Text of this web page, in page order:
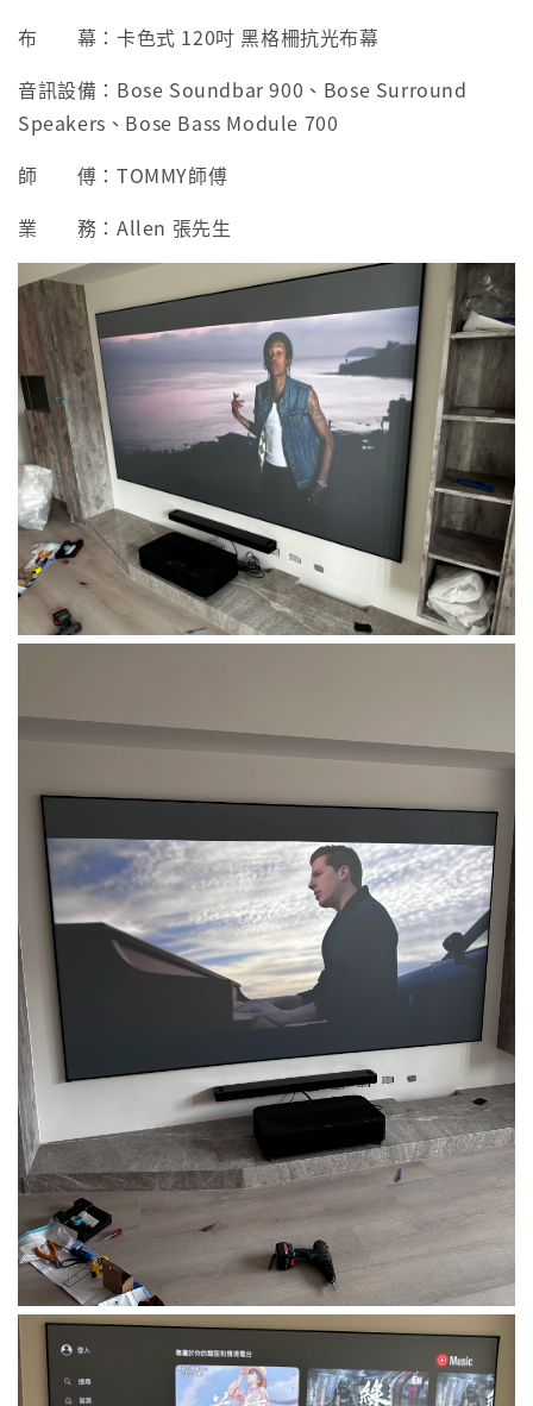
布 幕：卡色式 120吋 黑格柵抗光布幕
音訊設備：Bose Soundbar 900、Bose Surround
Speakers、Bose Bass Module 700
師 傅：TOMMY師傅
業 務：Allen 張先生